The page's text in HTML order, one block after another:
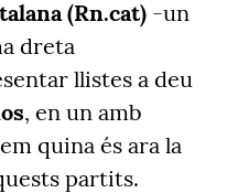
(Rn.cat) -un
dreta
llistes a deu
, en un amb
quina és ara la
partits.